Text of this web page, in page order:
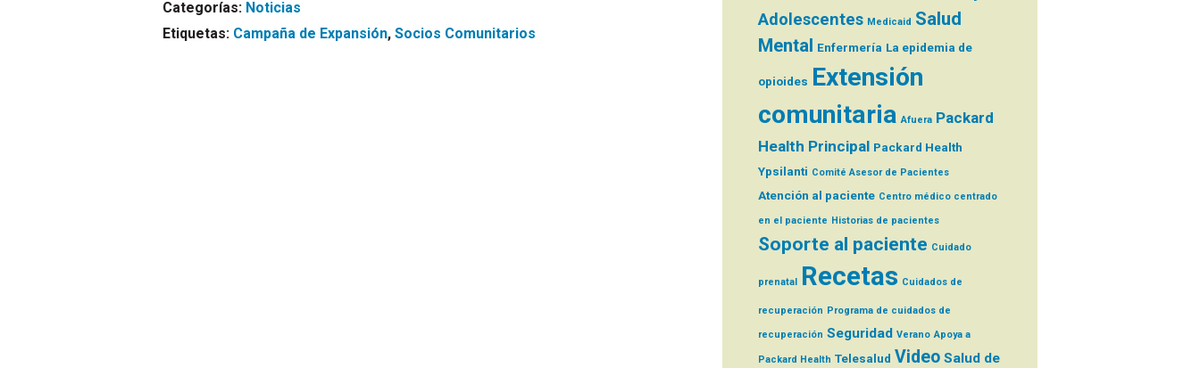
Categorías: Noticias
Etiquetas: Campaña de Expansión, Socios Comunitarios
Adolescentes Medicaid Salud
Mental Enfermería La epidemia de
opioides Extensión
comunitaria Afuera Packard
Health Principal Packard Health
Ypsilanti Comité Asesor de Pacientes
Atención al paciente Centro médico centrado
en el paciente Historias de pacientes
Soporte al paciente Cuidado
prenatal Recetas Cuidados de
recuperación Programa de cuidados de
recuperación Seguridad Verano Apoya a
Packard Health Telesalud Video Salud de